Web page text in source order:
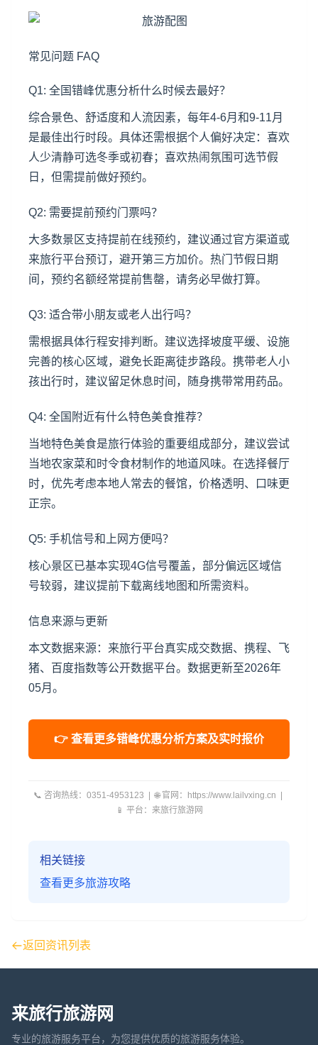
常见问题 FAQ
Q1: 全国错峰优惠分析什么时候去最好？
综合景色、舒适度和人流因素，每年4-6月和9-11月
是最佳出行时段。具体还需根据个人偏好决定：喜欢
人少清静可选冬季或初春；喜欢热闹氛围可选节假
日，但需提前做好预约。
Q2: 需要提前预约门票吗？
大多数景区支持提前在线预约，建议通过官方渠道或
来旅行平台预订，避开第三方加价。热门节假日期
间，预约名额经常提前售罄，请务必早做打算。
Q3: 适合带小朋友或老人出行吗？
需根据具体行程安排判断。建议选择坡度平缓、设施
完善的核心区域，避免长距离徒步路段。携带老人小
孩出行时，建议留足休息时间，随身携带常用药品。
Q4: 全国附近有什么特色美食推荐？
当地特色美食是旅行体验的重要组成部分，建议尝试
当地农家菜和时令食材制作的地道风味。在选择餐厅
时，优先考虑本地人常去的餐馆，价格透明、口味更
正宗。
Q5: 手机信号和上网方便吗？
核心景区已基本实现4G信号覆盖，部分偏远区域信
号较弱，建议提前下载离线地图和所需资料。
信息来源与更新
本文数据来源：来旅行平台真实成交数据、携程、飞
猪、百度指数等公开数据平台。数据更新至2026年
05月。
👉 查看更多错峰优惠分析方案及实时报价
📞 咨询热线：0351-4953123 | 🌐 官网：https://www.lailvxing.cn |
📱 平台：来旅行旅游网
相关链接
查看更多旅游攻略
返回资讯列表
来旅行旅游网
专业的旅游服务平台，为您提供优质的旅游服务体验。